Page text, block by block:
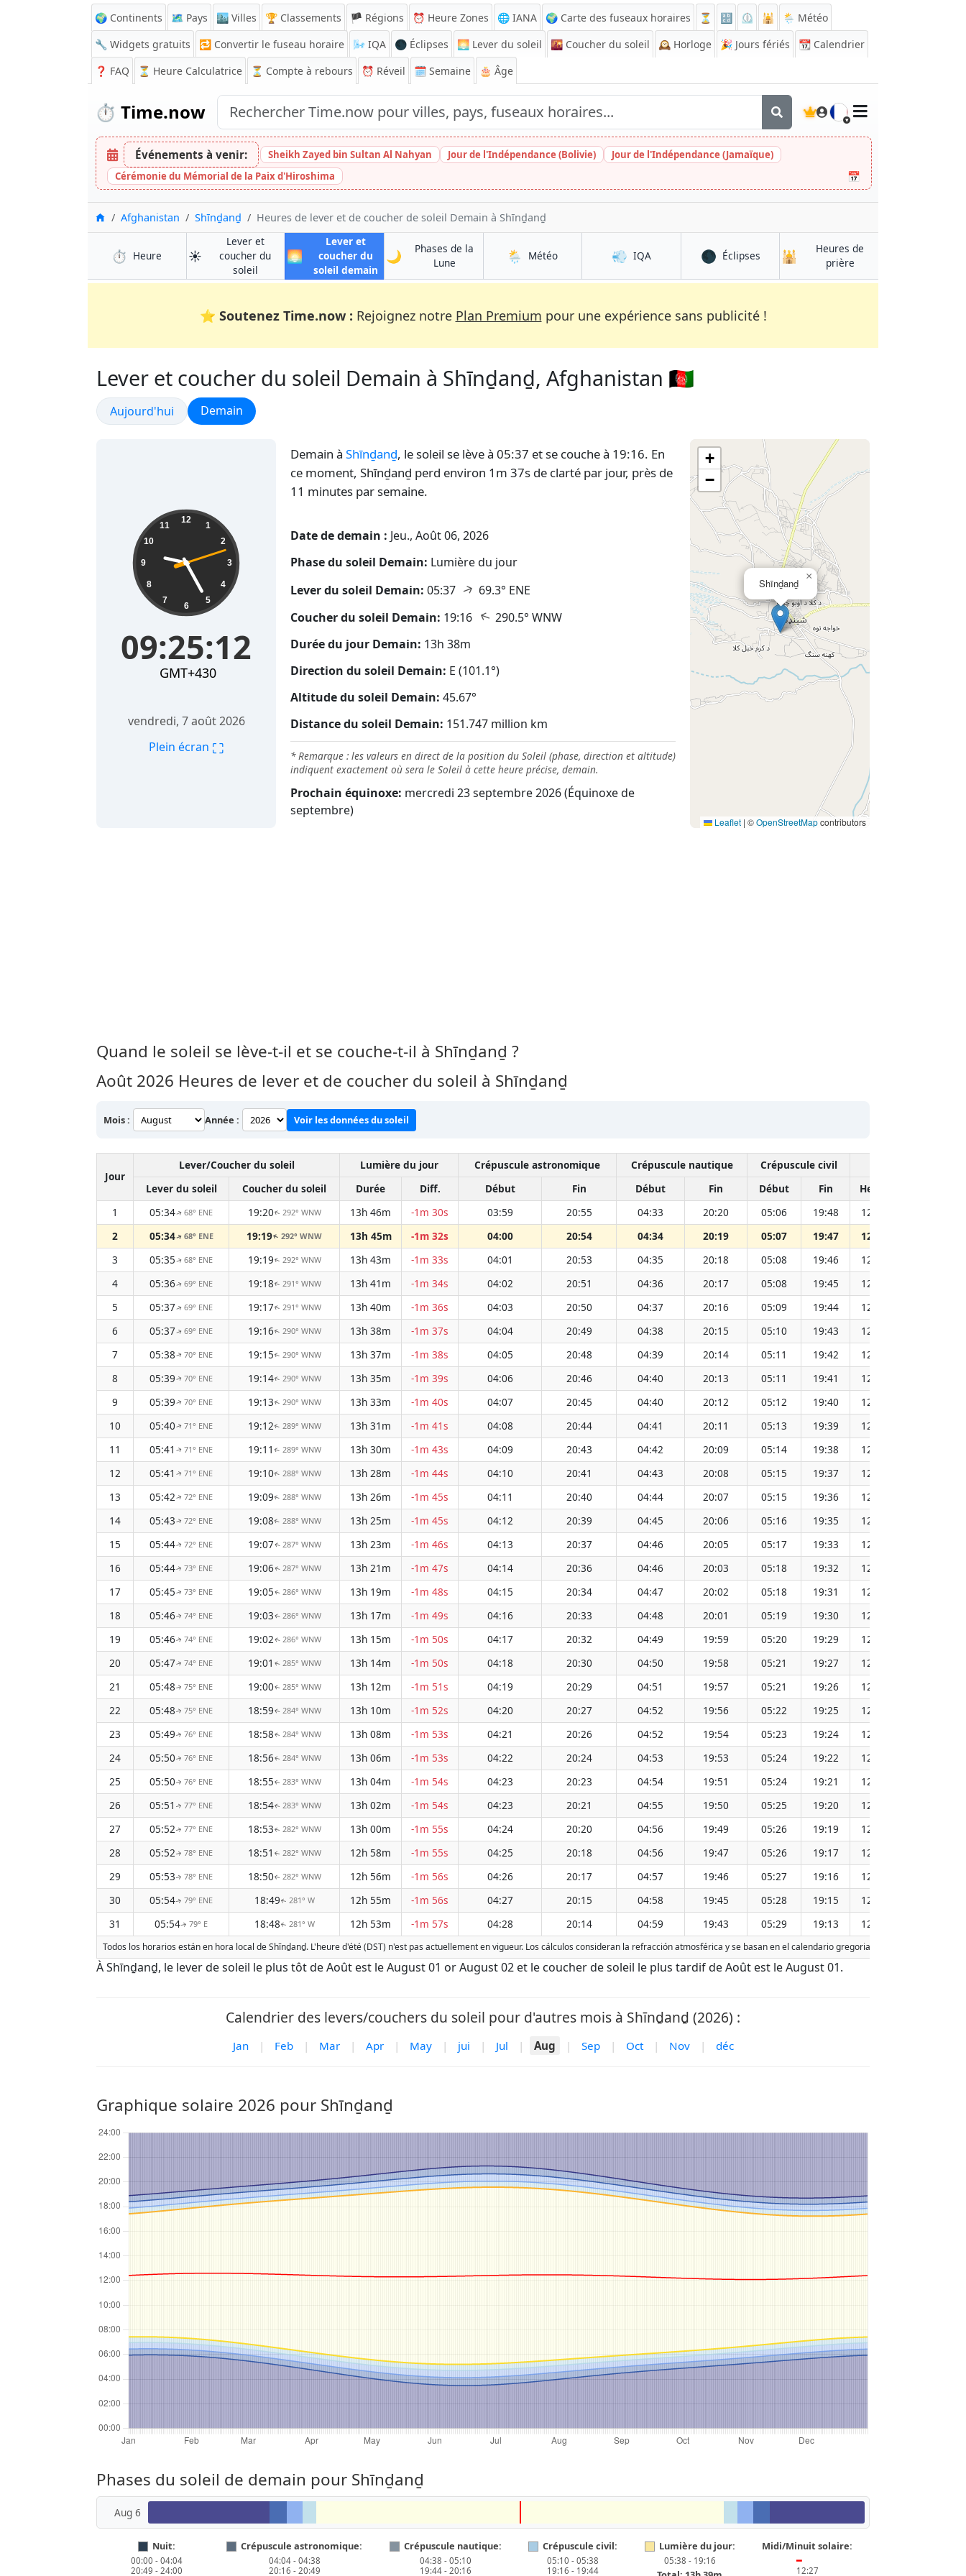
🌍 Continents 🗺️ Pays 🏙️ Villes 🏆 Classements 🏴 Régions ⏰ Heure Zones 🌐 IANA 🌍 Carte des fuseaux horaires ⏳ 🔡 ⏲️ 🕌
🌦️ Météo
🔧 Widgets gratuits
🔁 Convertir le fuseau horaire 🌬️ IQA 🌑 Éclipses 🌅 Lever du soleil 🌇 Coucher du soleil 🕰️ Horloge 🎉 Jours fériés 📆 Calendrier
❓ FAQ ⏳ Heure Calculatrice ⏳ Compte à rebours ⏰ Réveil 🗓️ Semaine 🎂 Âge
⏱️ Time.now 🇫🇷
Événements à venir: Sheikh Zayed bin Sultan Al Nahyan Jour de l'Indépendance (Bolivie)
Jour de l'Indépendance (Jamaïque)
Cérémonie du Mémorial de la Paix d'Hiroshima
📅
Accueil
Afghanistan Shīnḏanḏ Heures de lever et de coucher de soleil Demain à Shīnḏanḏ
⏱️ Heure à Shīnḏanḏ
☀️
Lever et
coucher du
soleilà Shīnḏanḏ
🌅
Lever et
coucher du
soleil demainà Shīnḏanḏ
🌙
Phases de la
Luneà Shīnḏanḏ 🌦️ Météoà Shīnḏanḏ 💨 IQAà Shīnḏanḏ 🌑 Éclipsesà Shīnḏanḏ
🕌
Heures de
prièreà Shīnḏanḏ
⭐ Soutenez Time.now : Rejoignez notre Plan Premium pour une expérience sans publicité !
Lever et coucher du soleil Demain à Shīnḏanḏ, Afghanistan 🇦🇫
Lever et coucher du soleil
Aujourd'hui Lever et coucher du soleil
Demain
Demain à Shīnḏanḏ, le soleil se lève à 05:37 et se couche à 19:16. En
ce moment, Shīnḏanḏ perd environ 1m 37s de clarté par jour, près de
11 minutes par semaine.
09:25:13 12
1
2
3
4
5
6
7
8
9
10
11
09:25:13
GMT+430
vendredi, 7 août 2026
Plein écran ⛶
Date de demain : Jeu., Août 06, 2026
Phase du soleil Demain: Lumière du jour
Lever du soleil Demain: 05:37 ↑ 69.3° ENE
Coucher du soleil Demain: 19:16 ↑ 290.5° WNW
Durée du jour Demain: 13h 38m
Direction du soleil Demain: E (101.1°)
Altitude du soleil Demain: 45.67°
Distance du soleil Demain: 151.747 million km
* Remarque : les valeurs en direct de la position du Soleil (phase, direction et altitude)
indiquent exactement où sera le Soleil à cette heure précise, demain.
Prochain équinoxe: mercredi 23 septembre 2026 (Équinoxe de
septembre)
Shīnḏanḏ
×
+
−
Leaflet | ©OpenStreetMapcontributors
Quand le soleil se lève-t-il et se couche-t-il à Shīnḏanḏ ?
Août 2026 Heures de lever et de coucher du soleil à Shīnḏanḏ
Mois : Année : Voir les données du soleil
Jour
Lever/Coucher du soleil Lumière du jour Crépuscule astronomique Crépuscule nautique Crépuscule civil
Lever du soleil
Coucher du soleil Durée Diff. Début Fin Début Fin Début Fin Heure
1
05:34↑68° ENE 19:20↑ 292° WNW 13h 46m -1m 30s 03:59 20:55 04:33 20:20 05:06 19:48
12:27
2
05:34↑ 68° ENE 19:19↑292° WNW 13h 45m -1m 32s 04:00 20:54 04:34 20:19 05:07 19:47
12:27
3
05:35↑68° ENE 19:19↑ 292° WNW 13h 43m -1m 33s 04:01 20:53 04:35 20:18 05:08 19:46
12:27
4
05:36↑69° ENE 19:18↑ 291° WNW 13h 41m -1m 34s 04:02 20:51 04:36 20:17 05:08 19:45
12:27
5
05:37↑69° ENE 19:17↑ 291° WNW 13h 40m -1m 36s 04:03 20:50 04:37 20:16 05:09 19:44
12:27
6
05:37↑69° ENE 19:16↑ 290° WNW 13h 38m -1m 37s 04:04 20:49 04:38 20:15 05:10 19:43
12:27
7
05:38↑70° ENE 19:15↑ 290° WNW 13h 37m -1m 38s 04:05 20:48 04:39 20:14 05:11 19:42
12:27
8
05:39↑70° ENE 19:14↑ 290° WNW 13h 35m -1m 39s 04:06 20:46 04:40 20:13 05:11 19:41
12:27
9
05:39↑70° ENE 19:13↑ 290° WNW 13h 33m -1m 40s 04:07 20:45 04:40 20:12 05:12 19:40
12:27
10
05:40↑71° ENE 19:12↑ 289° WNW 13h 31m -1m 41s 04:08 20:44 04:41 20:11 05:13 19:39
12:26
11
05:41 ↑71° ENE 19:11 ↑ 289° WNW 13h 30m -1m 43s 04:09 20:43 04:42 20:09 05:14 19:38
12:26
12
05:41 ↑71° ENE 19:10↑ 288° WNW 13h 28m -1m 44s 04:10 20:41 04:43 20:08 05:15 19:37
12:26
13
05:42↑72° ENE 19:09↑ 288° WNW 13h 26m -1m 45s 04:11 20:40 04:44 20:07 05:15 19:36
12:26
14
05:43↑72° ENE 19:08↑ 288° WNW 13h 25m -1m 45s 04:12 20:39 04:45 20:06 05:16 19:35
12:26
15
05:44↑72° ENE 19:07↑ 287° WNW 13h 23m -1m 46s 04:13 20:37 04:46 20:05 05:17 19:33
12:25
16
05:44↑73° ENE 19:06↑ 287° WNW 13h 21m -1m 47s 04:14 20:36 04:46 20:03 05:18 19:32
12:25
17
05:45↑73° ENE 19:05↑ 286° WNW 13h 19m -1m 48s 04:15 20:34 04:47 20:02 05:18 19:31
12:25
18
05:46↑ 74° ENE 19:03↑ 286° WNW 13h 17m -1m 49s 04:16 20:33 04:48 20:01 05:19 19:30
12:25
19
05:46↑ 74° ENE 19:02↑ 286° WNW 13h 15m -1m 50s 04:17 20:32 04:49 19:59 05:20 19:29
12:25
20
05:47↑ 74° ENE 19:01 ↑ 285° WNW 13h 14m -1m 50s 04:18 20:30 04:50 19:58 05:21 19:27
12:24
21
05:48↑ 75° ENE 19:00↑ 285° WNW 13h 12m -1m 51s 04:19 20:29 04:51 19:57 05:21 19:26
12:24
22
05:48↑ 75° ENE 18:59↑ 284° WNW 13h 10m -1m 52s 04:20 20:27 04:52 19:56 05:22 19:25
12:24
23
05:49↑ 76° ENE 18:58↑ 284° WNW 13h 08m -1m 53s 04:21 20:26 04:52 19:54 05:23 19:24
12:24
24
05:50↑ 76° ENE 18:56↑ 284° WNW 13h 06m -1m 53s 04:22 20:24 04:53 19:53 05:24 19:22
12:23
25
05:50↑ 76° ENE 18:55↑ 283° WNW 13h 04m -1m 54s 04:23 20:23 04:54 19:51 05:24 19:21
12:23
26
05:51 ↑ 77° ENE 18:54↑ 283° WNW 13h 02m -1m 54s 04:23 20:21 04:55 19:50 05:25 19:20
12:23
27
05:52↑ 77° ENE 18:53↑ 282° WNW 13h 00m -1m 55s 04:24 20:20 04:56 19:49 05:26 19:19
12:23
28
05:52↑ 78° ENE 18:51 ↑ 282° WNW 12h 58m -1m 55s 04:25 20:18 04:56 19:47 05:26 19:17
12:22
29
05:53↑ 78° ENE 18:50↑ 282° WNW 12h 56m -1m 56s 04:26 20:17 04:57 19:46 05:27 19:16
12:22
30
05:54↑ 79° ENE 18:49↑ 281° W 12h 55m -1m 56s 04:27 20:15 04:58 19:45 05:28 19:15
12:22
31
05:54↑ 79° E 18:48↑ 281° W 12h 53m -1m 57s 04:28 20:14 04:59 19:43 05:29 19:13 12:21
Todos los horarios están en hora local de Shīnḏanḏ. L'heure d'été (DST) n'est pas actuellement en vigueur. Los cálculos consideran la refracción atmosférica y se basan en el calendario gregoriano. La fecha de hoy
À Shīnḏanḏ, le lever de soleil le plus tôt de Août est le August 01 or August 02 et le coucher de soleil le plus tardif de Août est le August 01.
Calendrier des levers/couchers du soleil pour d'autres mois à Shīnḏanḏ (2026) :
Jan | Feb | Mar | Apr | May | jui | Jul | Aug | Sep | Oct | Nov | déc
Graphique solaire 2026 pour Shīnḏanḏ
Phases du soleil de demain pour Shīnḏanḏ
Aug 6
Nuit:
00:00 - 04:04
20:49 - 24:00
Crépuscule astronomique:
04:04 - 04:38
20:16 - 20:49
Crépuscule nautique:
04:38 - 05:10
19:44 - 20:16
Crépuscule civil:
05:10 - 05:38
19:16 - 19:44
Lumière du jour:
05:38 - 19:16
Midi/Minuit solaire:
━
12:27